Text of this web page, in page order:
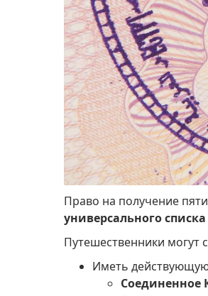
Право на получение
универсального списка
Путешественники могут
Иметь
Соединенное